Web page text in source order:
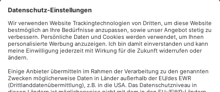
Widerrufsrecht
für Verbraucher
Elektronischer
Geschäftsverkehr
FORUM VERLAG
HERKERT
Kontakt
Telefon: +49
(0)8233 381-123
Telefax: +49
(0)8233 381-222
E-Mail:
herkert.de
Zahlung per